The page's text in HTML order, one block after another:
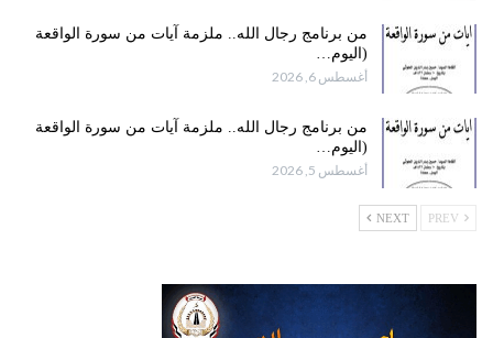
من برنامج رجال الله.. ملزمة آيات من سورة الواقعة
(اليوم…
أغسطس 6, 2026
من برنامج رجال الله.. ملزمة آيات من سورة الواقعة
(اليوم…
أغسطس 5, 2026
NEXT